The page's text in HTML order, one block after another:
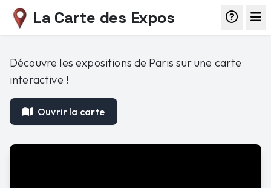
La Carte des Expos
Découvre les expositions de Paris sur une carte
interactive !
Ouvrir la carte